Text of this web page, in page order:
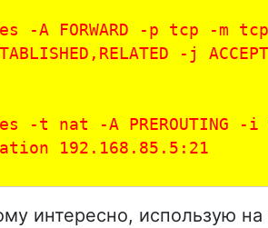
-A FORWARD -p tcp -m
-j
-t nat -A PREROUTING
192.168.85.5:21
интересно, использую